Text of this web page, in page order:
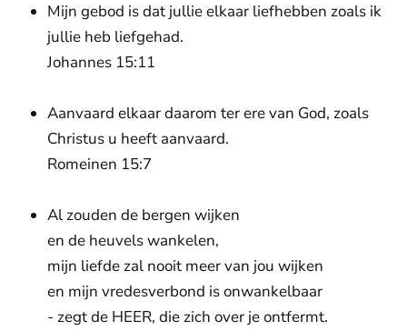
Mijn gebod is dat jullie elkaar liefhebben zoals ik
jullie heb liefgehad.
Johannes 15:11
Aanvaard elkaar daarom ter ere van God, zoals
Christus u heeft aanvaard.
Romeinen 15:7
Al zouden de bergen wijken
en de heuvels wankelen,
mijn liefde zal nooit meer van jou wijken
en mijn vredesverbond is onwankelbaar
- zegt de HEER, die zich over je ontfermt.